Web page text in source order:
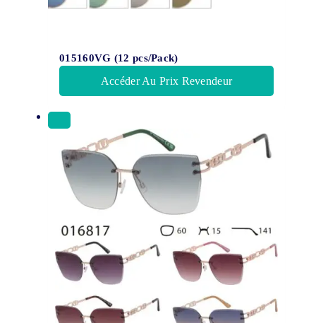
015160VG (12 pcs/Pack)
Accéder Au Prix Revendeur